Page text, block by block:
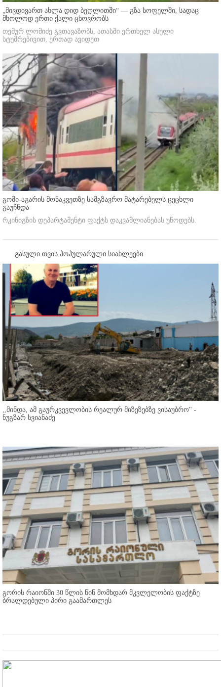
„მივდივართ ახლა დიდ ბეღლითში“ — გზა სოფელში, სადაც
მხოლოდ ერთი ქალი ცხოვრობს
თემურ ლომიძე გვთავაზობს, ათასში ერთხელ ასული
სტუმრებივით, ერთად ავიდეთ
გომი-აგარის მონაკვეთზე სამგზავრო მატარებელს ცეცხლი
გაუჩნდა
რკინიგზის დეპარტამენტი ფაქტს დაკვამლიანებას უწოდებს.
გასული თვის პოპულარული სიახლეები
,,მინდა, ამ გაურკვევლობის რეალურ მიზეზებზე ვისაუბრო'' -
ნუგზარ სვიანაძე
გორის რაიონში 30 წლის წინ მომხდარ მკვლელობის ფაქტზე
ბრალდებული პირი გაამართლეს